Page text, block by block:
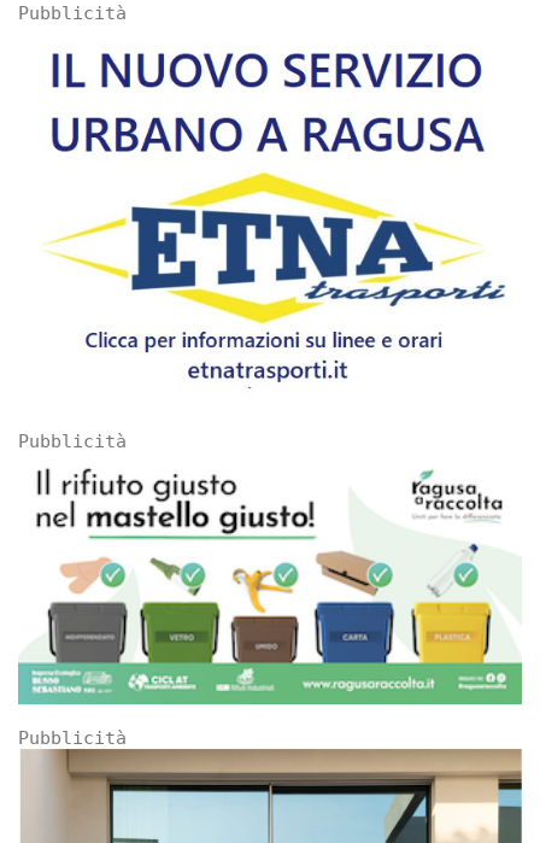
Pubblicità
Pubblicità
Pubblicità